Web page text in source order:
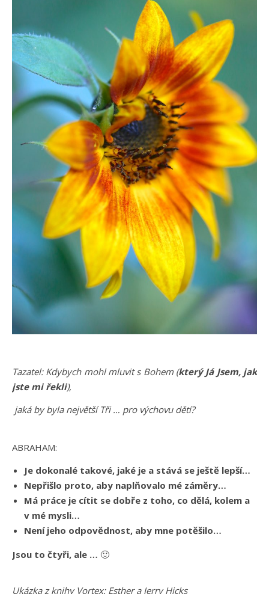
Tazatel: Kdybych mohl mluvit s Bohem (který Já Jsem, jak
jste mi řekli),
jaká by byla největší Tři … pro výchovu dětí?
ABRAHAM:
Je dokonalé takové, jaké je a stává se ještě lepší…
Nepřišlo proto, aby naplňovalo mé záměry…
Má práce je cítit se dobře z toho, co dělá, kolem a
v mé mysli…
Není jeho odpovědnost, aby mne potěšilo…
Jsou to čtyři, ale … 🙂
Ukázka z knihy Vortex: Esther a Jerry Hicks